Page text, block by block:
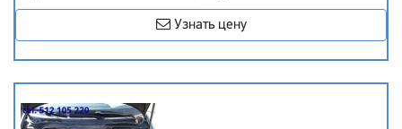
Узнать цену